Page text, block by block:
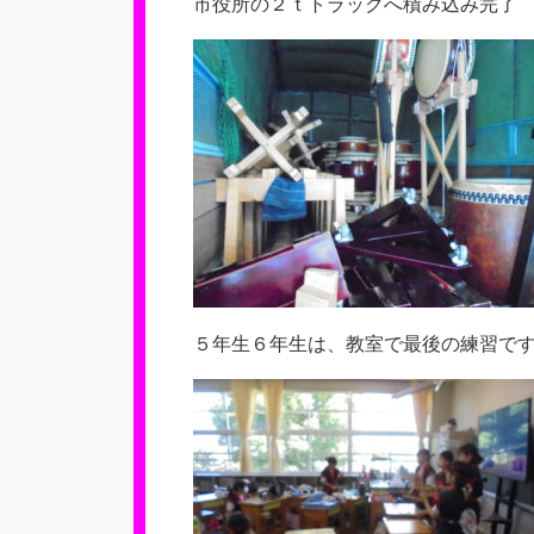
５年生６年生は、教室で最後の練習で